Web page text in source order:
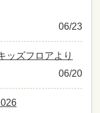
06/23
ッズフロアより
06/20